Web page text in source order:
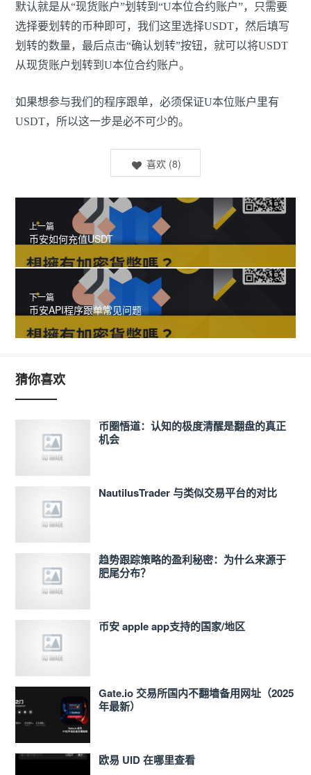
默认就是从“现货账户”划转到“U本位合约账户”，只需要
选择要划转的币种即可，我们这里选择USDT，然后填写
划转的数量，最后点击“确认划转”按钮，就可以将USDT
从现货账户划转到U本位合约账户。
如果想参与我们的程序跟单，必须保证U本位账户里有
USDT，所以这一步是必不可少的。
喜欢 (8)
上一篇
币安如何充值USDT
下一篇
币安API程序跟单常见问题
猜你喜欢
币圈悟道：认知的极度清醒是翻盘的真正
机会
NautilusTrader 与类似交易平台的对比
趋势跟踪策略的盈利秘密：为什么来源于
肥尾分布？
币安 apple app支持的国家/地区
Gate.io 交易所国内不翻墙备用网址（2025
年最新）
欧易 UID 在哪里查看